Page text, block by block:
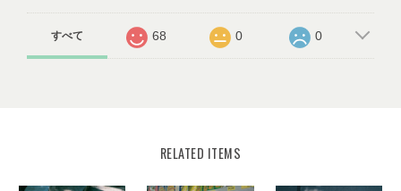
すべて 68 0 0
RELATED ITEMS